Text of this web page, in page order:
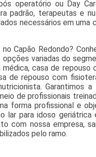
operatório ou Day
padrão, terapeutas e
necessários em uma
Capão Redondo?
variadas do
casa de repouso
de repouso com
Garantimos
de profissionais
forma profissional e
lar para idoso geriátrica
com nossa empresa,
pelo ramo.